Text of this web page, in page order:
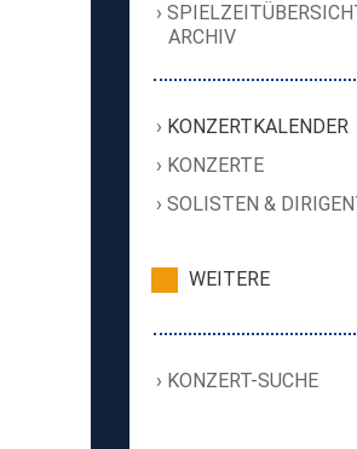
ARCHIV
KONZERTKALENDER
KONZERTE
SOLISTEN &
WEITERE
KONZERT-SUCHE